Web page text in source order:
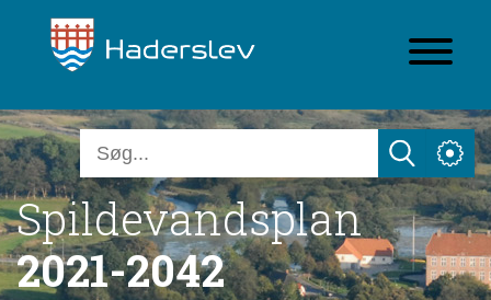
Spildevandsplan
2021-2042